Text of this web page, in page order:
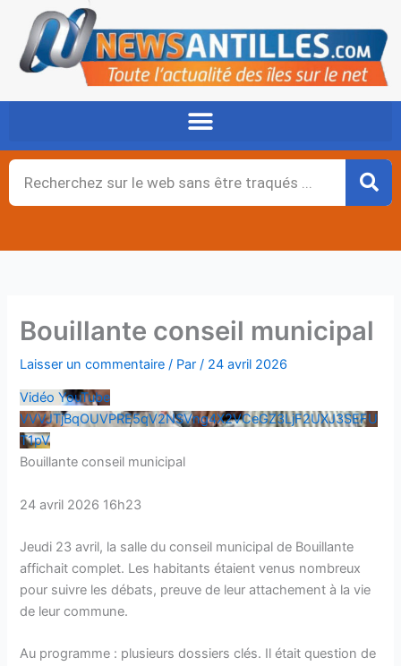
contenu
Rechercher
Bouillante conseil municipal
Laisser un commentaire / Par/ 24 avril 2026
Vidéo YouTube
VVVJTjBqOUVPRE5qV2NSVng4X2VCeGZ3LjF2UXJ3SEFU
T1pV
Bouillante conseil municipal
24 avril 2026 16h23
Jeudi 23 avril, la salle du conseil municipal de Bouillante
affichait complet. Les habitants étaient venus nombreux
pour suivre les débats, preuve de leur attachement à la vie
de leur commune.
Au programme : plusieurs dossiers clés. Il était question de